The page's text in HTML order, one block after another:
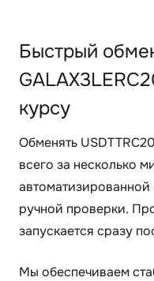
Быстрый
курсу
Обменять
всего за несколько
автоматизированной
ручной проверки.
запускается сразу
Мы обеспечиваем